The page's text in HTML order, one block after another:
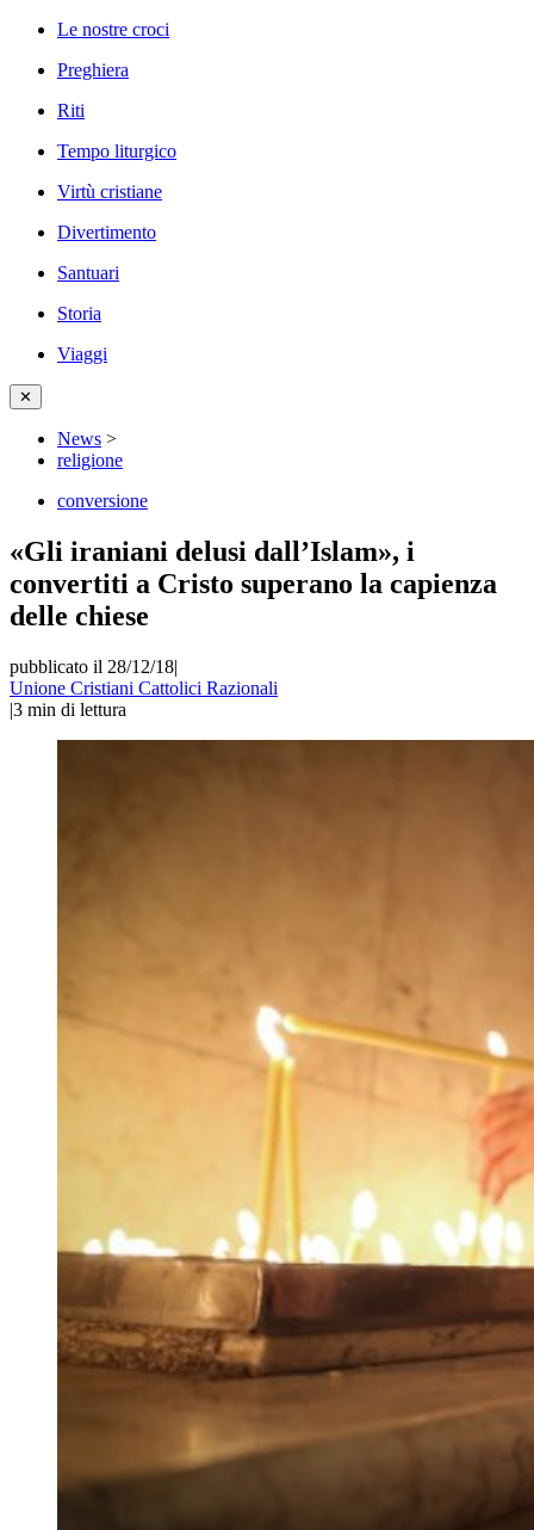
Le nostre croci
Preghiera
Riti
Tempo liturgico
Virtù cristiane
Divertimento
Santuari
Storia
Viaggi
✕
News >
religione
conversione
«Gli iraniani delusi dall’Islam», i
convertiti a Cristo superano la capienza
delle chiese
pubblicato il 28/12/18|
Unione Cristiani Cattolici Razionali
|3 min di lettura